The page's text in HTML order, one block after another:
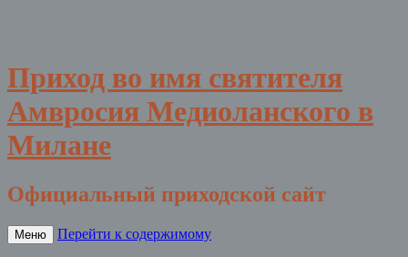
Приход во имя святителя
Амвросия Медиоланского в
Милане
Официальный приходской сайт
Меню Перейти к содержимому